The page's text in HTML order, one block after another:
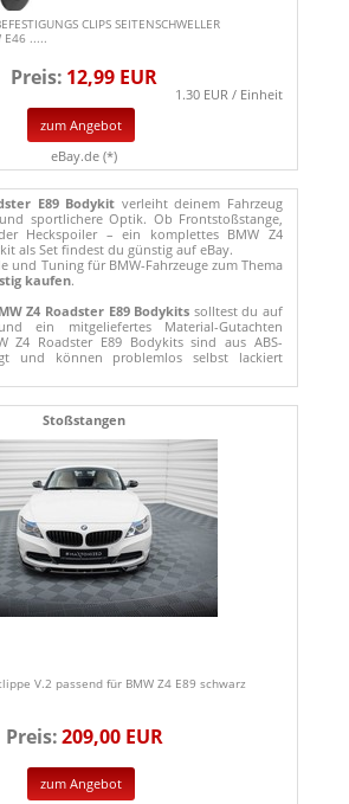
CLIPS SEITENSCHWELLER
E46 .....
Preis: 12,99 EUR
1.30 EUR / Einheit
zum Angebot
eBay.de (*)
E89 Bodykit verleiht deinem Fahrzeug
sportlichere Optik. Ob Frontstoßstange,
Heckspoiler – ein komplettes BMW Z4
als Set findest du günstig auf eBay.
und Tuning für BMW-Fahrzeuge zum Thema
kaufen.
Z4 Roadster E89 Bodykits solltest du auf
ein mitgeliefertes Material-Gutachten
Z4 Roadster E89 Bodykits sind aus ABS-
und können problemlos selbst lackiert
Stoßstangen
V.2 passend für BMW Z4 E89 schwarz
Preis:209,00 EUR
zum Angebot